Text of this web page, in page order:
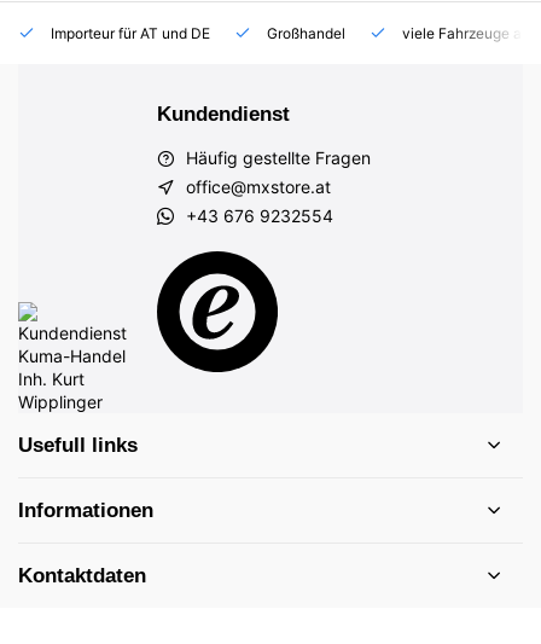
Importeur für AT und DE Großhandel viele Fahrzeuge auf
Kundendienst
Häufig gestellte Fragen
office@mxstore.at
+43 676 9232554
Usefull links
Informationen
Kontaktdaten